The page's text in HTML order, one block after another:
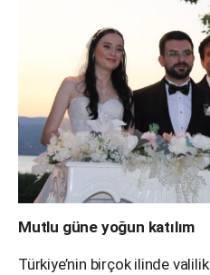
Mutlu güne yoğun katılım
Türkiye’nin birçok ilinde